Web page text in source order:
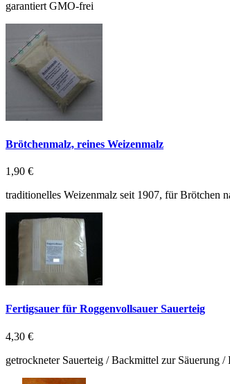
garantiert GMO-frei
Brötchenmalz, reines Weizenmalz
1,90 €
traditionelles Weizenmalz seit 1907, für Brötchen
Fertigsauer für Roggenvollsauer Sauerteig
4,30 €
getrockneter Sauerteig / Backmittel zur Säuerung